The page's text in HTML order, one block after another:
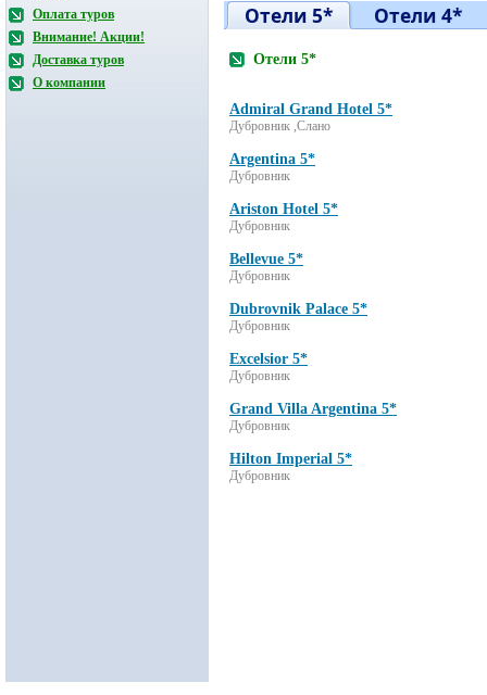
Оплата туров
Внимание! Акции!
Доставка туров
О компании
Отели 5* Отели 4*
Отели 5*
Admiral Grand Hotel 5*
Дубровник ,Слано
Argentina 5*
Дубровник
Ariston Hotel 5*
Дубровник
Bellevue 5*
Дубровник
Dubrovnik Palace 5*
Дубровник
Excelsior 5*
Дубровник
Grand Villa Argentina 5*
Дубровник
Hilton Imperial 5*
Дубровник